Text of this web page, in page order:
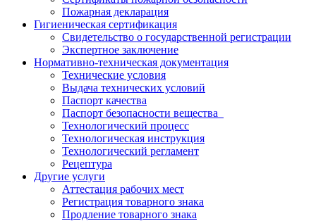
Пожарная декларация
Гигиеническая сертификация
Свидетельство о государственной регистрации
Экспертное заключение
Нормативно-техническая документация
Технические условия
Выдача технических условий
Паспорт качества
Паспорт безопасности вещества
Технологический процесс
Технологическая инструкция
Технологический регламент
Рецептура
Другие услуги
Аттестация рабочих мест
Регистрация товарного знака
Продление товарного знака